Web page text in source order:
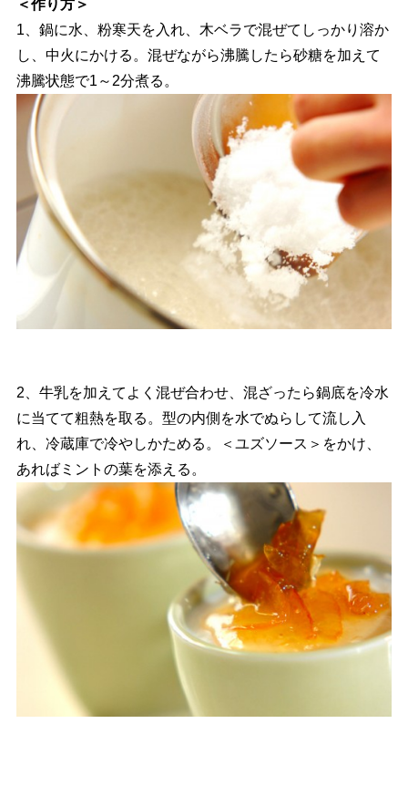
＜作り方＞
1、鍋に水、粉寒天を入れ、木ベラで混ぜてしっかり溶か
し、中火にかける。混ぜながら沸騰したら砂糖を加えて
沸騰状態で1～2分煮る。
2、牛乳を加えてよく混ぜ合わせ、混ざったら鍋底を冷水
に当てて粗熱を取る。型の内側を水でぬらして流し入
れ、冷蔵庫で冷やしかためる。＜ユズソース＞をかけ、
あればミントの葉を添える。